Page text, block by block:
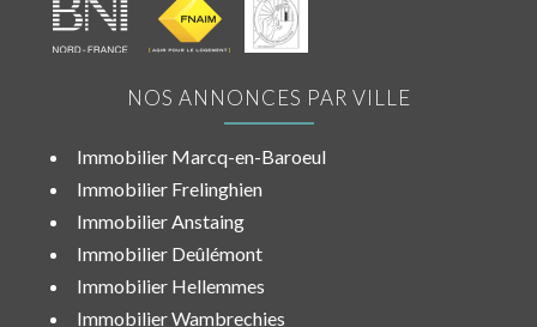
NOS ANNONCES PAR VILLE
Immobilier Marcq-en-Baroeul
Immobilier Frelinghien
Immobilier Anstaing
Immobilier Deûlémont
Immobilier Hellemmes
Immobilier Wambrechies